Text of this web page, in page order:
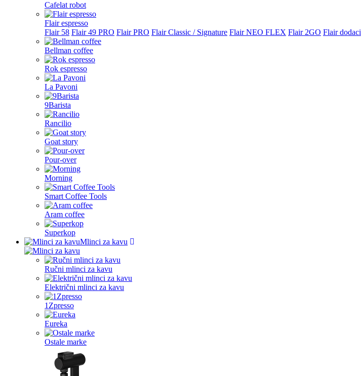
Cafelat robot
Flair espresso
Flair 58 Flair 49 PRO Flair PRO Flair Classic / Signature Flair NEO FLEX Flair 2GO Flair dodaci
Bellman coffee
Rok espresso
La Pavoni
9Barista
Rancilio
Goat story
Pour-over
Morning
Smart Coffee Tools
Aram coffee
Superkop
Mlinci za kavu
Ručni mlinci za kavu
Električni mlinci za kavu
1Zpresso
Eureka
Ostale marke